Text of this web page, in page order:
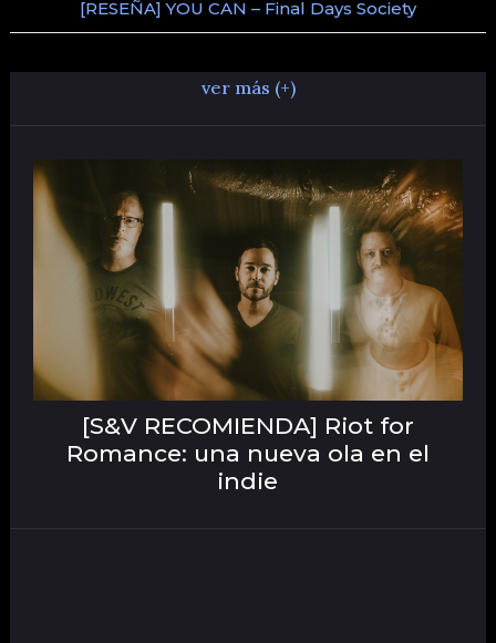
[RESEÑA] YOU CAN – Final Days Society
ver más (+)
[S&V RECOMIENDA] Riot for
Romance: una nueva ola en el
indie